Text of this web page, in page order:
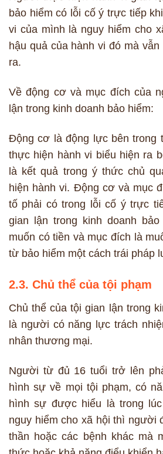
bảo hiểm có lỗi cố ý trực tiếp
vi của mình là nguy hiểm cho
hậu quả của hành vi đó mà
ra.
Về động cơ và mục đích của
lận trong kinh doanh bảo hiểm:
Động cơ là động lực bên trong
thực hiện hành vi biểu hiện ra
là kết quả trong ý thức chủ
hiện hành vi. Động cơ và mục
tố phải có trong lỗi cố ý trực
gian lận trong kinh doanh
muốn có tiền và mục đích là
từ bảo hiểm một cách trái pháp
2.3. Chủ thể của tội phạm
Chủ thể của tội gian lận trong
là người có năng lực trách
nhân thương mại.
Người từ đủ 16 tuổi trở lên
hình sự về mọi tội phạm, có
hình sự được hiểu là trong
nguy hiểm cho xã hội thì người
thần hoặc các bệnh khác mà